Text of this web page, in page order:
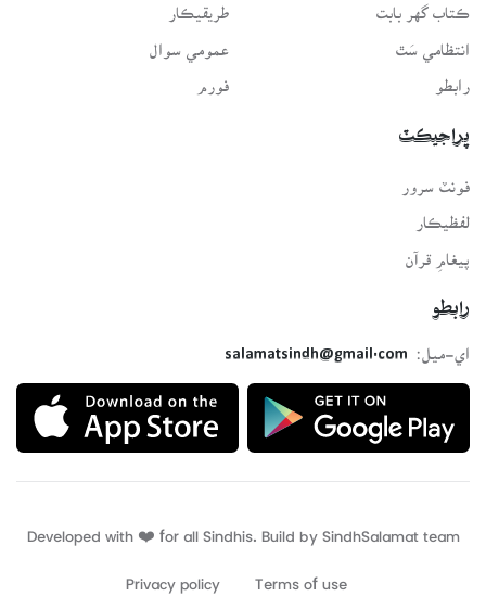
ڪتاب گهر بابت
انتظامي سَٿ
رابطو
طريقيڪار
عمومي سوال
فورم
پراجيڪٽ
لفظيڪار
پيغامِ قرآن
رابطو
اي-ميل:
salamatsindh@gmail.com
Developed with ❤️ for all Sindhis. Build by
Terms of use